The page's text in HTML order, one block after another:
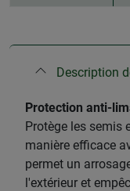
Description
​Protection anti-
Protège les semis
manière efficace
permet un
l'extérieur et